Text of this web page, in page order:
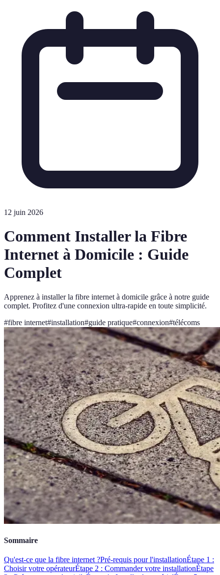
12 juin 2026
Comment Installer la Fibre
Internet à Domicile : Guide
Complet
Apprenez à installer la fibre internet à domicile grâce à notre guide
complet. Profitez d'une connexion ultra-rapide en toute simplicité.
#fibre internet#installation#guide pratique#connexion#télécoms
Sommaire
Qu'est-ce que la fibre internet ?Pré-requis pour l'installationÉtape 1 :
Choisir votre opérateurÉtape 2 : Commander votre installationÉtape